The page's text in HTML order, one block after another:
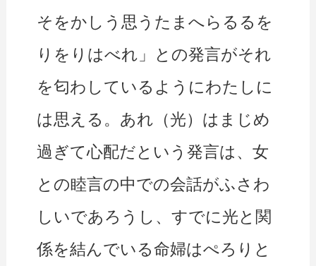
そをかしう思うたまへらるるを
りをりはべれ」との発言がそれ
を匂わしているようにわたしに
は思える。あれ（光）はまじめ
過ぎて心配だという発言は、女
との睦言の中での会話がふさわ
しいであろうし、すでに光と関
係を結んでいる命婦はぺろりと